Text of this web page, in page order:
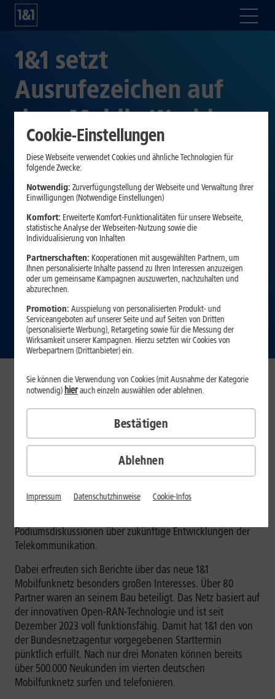
1&1 setzt
Ausrufezeichen auf
dem Mobile World
Congress –
Überzeugende
Performance der
Open-RAN-
Technologie im
vierten deutschen
Netz
„Open RAN ist die Lösung“ bringt es Michael Martin, CEO
der 1&1 Mobilfunk GmbH, auf den Punkt und berichtet im
Rahmen einer Podiumsdiskussion auf dem Mobile World
Congress (MWC) über den erfolgreichen Start der mobilen
Dienste im 1&1 O-RAN.
Mit mehr als 100.000 Besuchern und 2.400 Ausstellern ist
sowie Hard- und Softwareanbieter. Experten aus Politik,
Podiumsdiskussionen über zukünftige Entwicklungen der
Telekommunikation.
Dabei erfreuten sich Berichte über das neue 1&1
Mobilfunknetz besonders großen Interesses. Über 80
Partner waren an seinem Bau beteiligt. Das Netz basiert auf
der innovativen Open-RAN-Technologie und ist seit
Dezember 2023 voll funktionsfähig. Damit hat 1&1 den von
der Bundesnetzagentur vorgegebenen Starttermin
pünktlich erfüllt. Nach nur drei Monaten können bereits
über 500.000 Neukunden im vierten deutschen
Mobilfunknetz surfen und telefonieren.
Cookie-Einstellungen
Diese Webseite verwendet Cookies und ähnliche Technologien für
folgende Zwecke:
Notwendig: Zurverfügungstellung der Webseite und Verwaltung Ihrer
Einwilligungen (Notwendige Einstellungen)
Komfort: Erweiterte Komfort-Funktionalitäten für unsere Webseite,
statistische Analyse der Webseiten-Nutzung sowie die
Individualisierung von Inhalten
Partnerschaften: Kooperationen mit ausgewählten Partnern, um
Ihnen personalisierte Inhalte passend zu Ihren Interessen anzuzeigen
oder um gemeinsame Kampagnen auszuwerten, nachzuhalten und
abzurechnen.
Promotion:Ausspielung von personalisierten Produkt- und
Serviceangeboten auf unserer Seite und auf Seiten von Dritten
(personalisierte Werbung), Retargeting sowie für die Messung der
Wirksamkeit unserer Kampagnen. Hierzu setzten wir Cookies von
Werbepartnern (Drittanbieter) ein.
Ablehnen
Sie können die Verwendung von Cookies (mit Ausnahme der Kategorie
notwendig) hierauch einzeln auswählen oder ablehnen.
Bestätigen
Impressum Datenschutzhinweise Cookie-Infos